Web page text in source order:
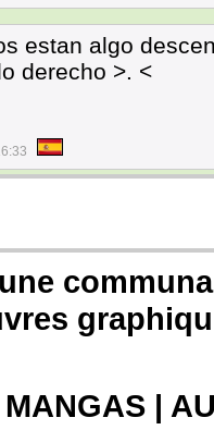
estan algo
derecho >. <
|